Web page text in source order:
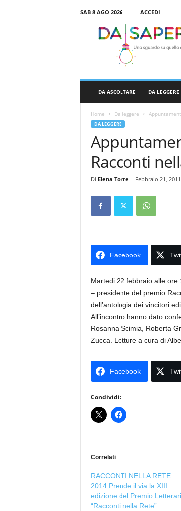
SAB 8 AGO 2026
ACCEDI
DA ASCOLTARE DA LEGGERE
Home Da leggere
DA LEGGERE
Racconti
Di Elena Torre - Febbraio 21, 2011
Facebook
Martedi 22 febbraio alle ore
– presidente del premio
dell’antologia dei vincitori
All’incontro hanno dato
Rosanna Scimia, Roberta
Zucca. Letture a cura di
Facebook
Condividi:
Correlati
RACCONTI NELLA RETE
2014 Prende il via la XIII
edizione del Premio
“Racconti nella Rete”